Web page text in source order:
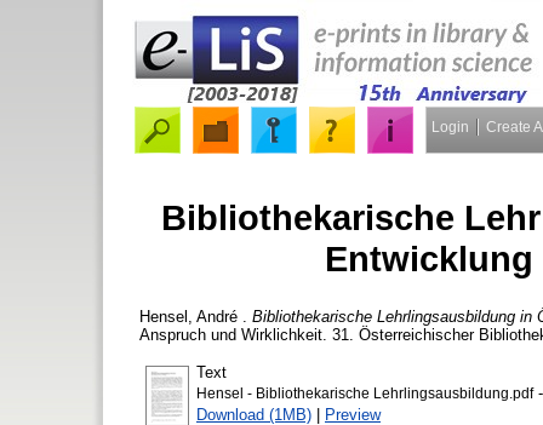
Login Create
Bibliothekarische
Entwicklung
Hensel, André
Bibliothekarische Lehrlingsausbildung in
Anspruch und Wirklichkeit. 31. Österreichischer
Text
Hensel - Bibliothekarische Lehrlingsausbildung.pdf-
Download (1MB) | Preview